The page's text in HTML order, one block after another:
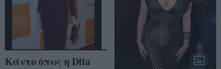
Κάντο όπως η Dita